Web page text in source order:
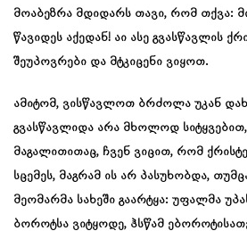
მოაბეზრა მდიდარს თავი, რომ თქვა:
წავიდეს აქედან! აი ასე გვასწავლის
შეუპოვრები და მტკიცენი ვიყოთ.
ამიტომ, ვისწავლოთ ბრძოლა უკან
გვასწავლიდა არა მხოლოდ
მაგალითითაც, ჩვენ ვიცით, რომ ქრისტე
სცემეს, მაგრამ ის არ პასუხობდა,
მეომარმა სახეში გაარტყა: უფალმა
ბოროტსა ვიტყოდე, ჰსწამ